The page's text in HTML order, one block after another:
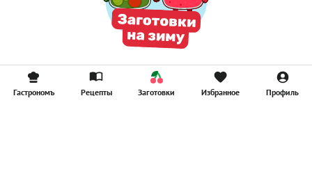
Гастрономъ Рецепты Заготовки Избранное Профиль